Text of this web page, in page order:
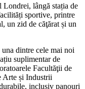
Londrei, lângă stația de
sportive, printre
un zid de căţărat și un
dintre cele mai noi
suplimentar de
Facultăţii de
Arte și Industrii
inclusiv panouri